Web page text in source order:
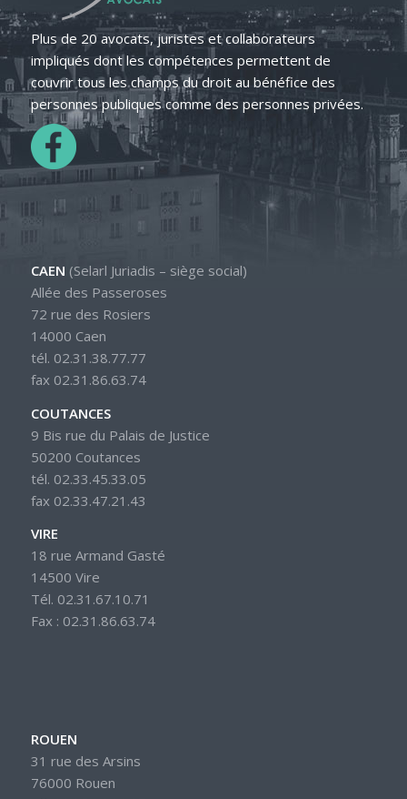
Plus de 20 avocats, juristes et collaborateurs
impliqués dont les compétences permettent de
couvrir tous les champs du droit au bénéfice des
personnes publiques comme des personnes privées.
CAEN (Selarl Juriadis – siège social)
Allée des Passeroses
72 rue des Rosiers
14000 Caen
tél. 02.31.38.77.77
fax 02.31.86.63.74
COUTANCES
9 Bis rue du Palais de Justice
50200 Coutances
tél. 02.33.45.33.05
fax 02.33.47.21.43
VIRE
18 rue Armand Gasté
14500 Vire
Tél. 02.31.67.10.71
Fax : 02.31.86.63.74
ROUEN
31 rue des Arsins
76000 Rouen